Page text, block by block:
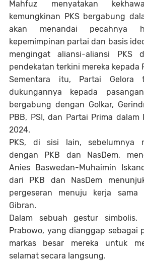
Mahfuz menyatakan
kemungkinan PKS bergabung
akan menandai pecahnya
kepemimpinan partai dan basis
mengingat aliansi-aliansi
pendekatan terkini mereka kepada
Sementara itu, Partai Gelora
dukungannya kepada
bergabung dengan Golkar,
PBB, PSI, dan Partai Prima dalam
2024.
PKS, di sisi lain, sebelumnya
dengan PKB dan NasDem,
Anies Baswedan-Muhaimin
dari PKB dan NasDem
pergeseran menuju kerja sama
Gibran.
Dalam sebuah gestur simbolis,
Prabowo, yang dianggap sebagai
markas besar mereka untuk
selamat secara langsung.